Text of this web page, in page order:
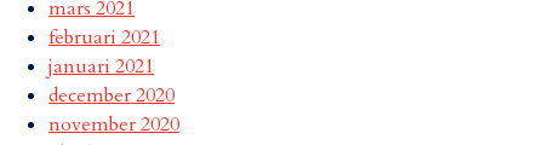
mars 2021
februari 2021
januari 2021
december 2020
november 2020